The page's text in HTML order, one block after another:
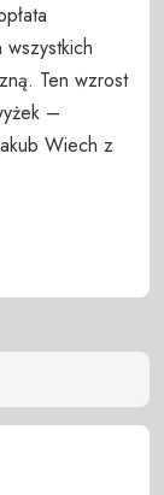
Ten wzrost
–
Wiech z